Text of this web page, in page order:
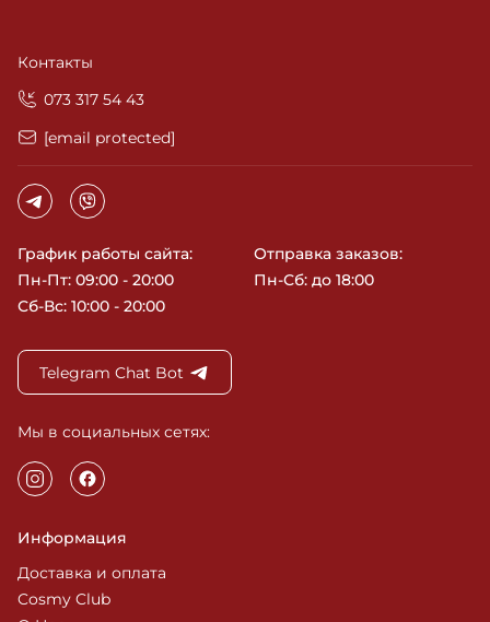
Контакты
‎073 317 54 43
[email protected]
График работы сайта:
Пн-Пт: 09:00 - 20:00
Сб-Вс: 10:00 - 20:00
Отправка заказов:
Пн-Сб: до 18:00
Telegram Chat Bot
Мы в социальных сетях:
Информация
Доставка и оплата
Cosmy Club